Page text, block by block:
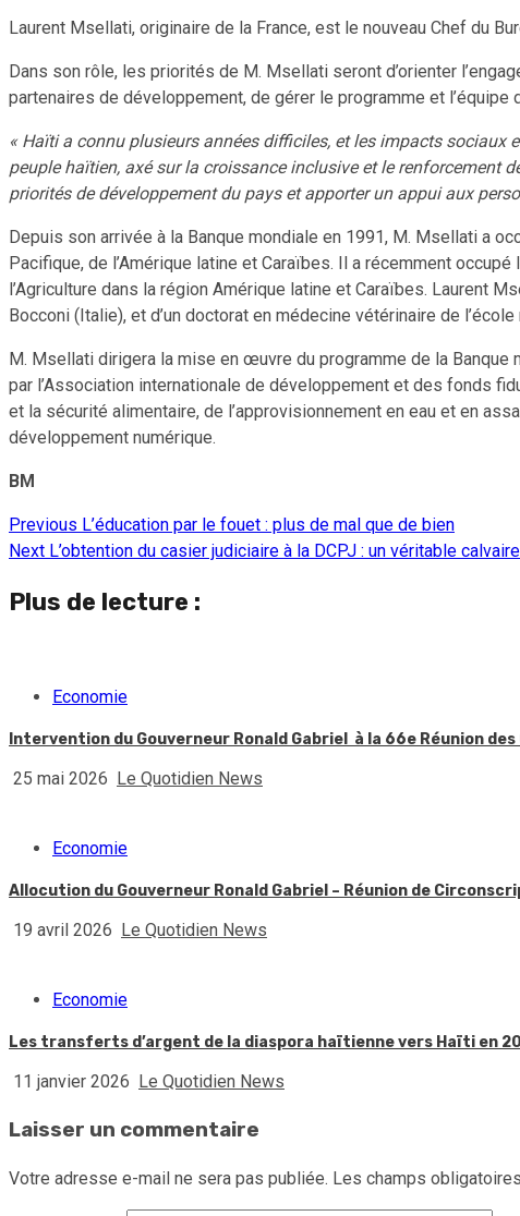
Laurent Msellati, originaire de la France, est le nouveau Chef du
Dans son rôle, les priorités de M. Msellati seront d’orienter
partenaires de développement, de gérer le programme et l’équipe
« Haïti a connu plusieurs années difficiles, et les impacts sociaux
peuple haïtien, axé sur la croissance inclusive et le renforcement
priorités de développement du pays et apporter un appui aux
Depuis son arrivée à la Banque mondiale en 1991, M. Msellati a
Pacifique, de l’Amérique latine et Caraïbes. Il a récemment
l’Agriculture dans la région Amérique latine et Caraïbes. Laurent
Bocconi (Italie), et d’un doctorat en médecine vétérinaire de
M. Msellati dirigera la mise en œuvre du programme de la
par l’Association internationale de développement et des fonds
et la sécurité alimentaire, de l’approvisionnement en eau et en
développement numérique.
BM
Continue
Previous L’éducation par le fouet : plus de mal que de bien
Next L’obtention du casier judiciaire à la DCPJ : un véritable
Plus de lecture :
Economie
Intervention du Gouverneur Ronald Gabriel à la 66e Réunion
25 mai 2026 Le Quotidien News
Economie
Allocution du Gouverneur Ronald Gabriel – Réunion de
19 avril 2026 Le Quotidien News
Economie
Les transferts d’argent de la diaspora haïtienne vers Haïti en
11 janvier 2026 Le Quotidien News
Laisser un commentaire
Votre adresse e-mail ne sera pas publiée. Les champs